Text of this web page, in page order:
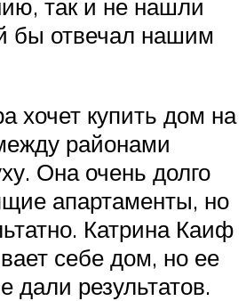
так и не нашли
бы отвечал нашим
хочет купить дом на
районами
Она очень долго
апартаменты, но
Катрина Каиф
себе дом, но ее
дали результатов.